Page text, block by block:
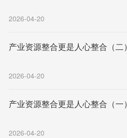
2026-04-20
产业资源整合更是人心整合（二）
2026-04-20
产业资源整合更是人心整合（一）
2026-04-20